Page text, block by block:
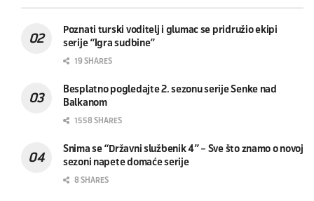
Poznati turski voditelj i glumac se pridružio ekipi
serije “Igra sudbine”
19 SHARES
Besplatno pogledajte 2. sezonu serije Senke nad
Balkanom
1558 SHARES
Snima se “Državni službenik 4” – Sve što znamo o novoj
sezoni napete domaće serije
8 SHARES